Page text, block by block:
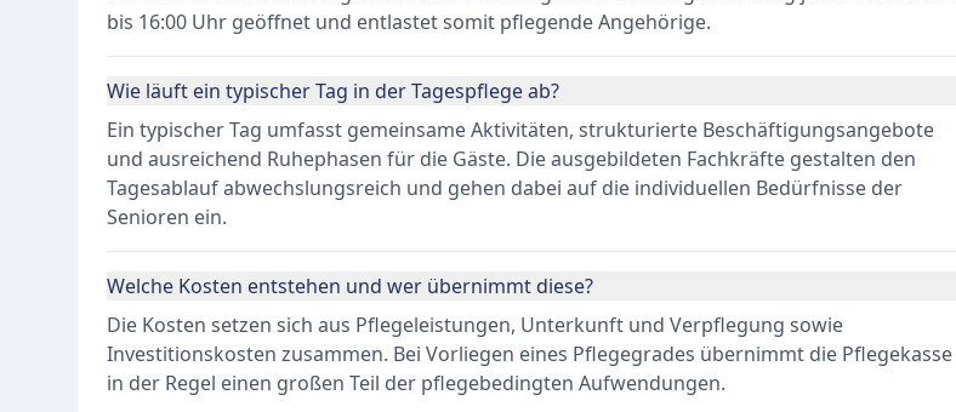
bis 16:00 Uhr geöffnet und entlastet somit pflegende Angehörige.
Wie läuft ein typischer Tag in der Tagespflege ab?
Ein typischer Tag umfasst gemeinsame Aktivitäten, strukturierte Beschäftigungsangebote
und ausreichend Ruhephasen für die Gäste. Die ausgebildeten Fachkräfte gestalten den
Tagesablauf abwechslungsreich und gehen dabei auf die individuellen Bedürfnisse der
Senioren ein.
Welche Kosten entstehen und wer übernimmt diese?
Die Kosten setzen sich aus Pflegeleistungen, Unterkunft und Verpflegung sowie
Investitionskosten zusammen. Bei Vorliegen eines Pflegegrades übernimmt die Pflegekasse
in der Regel einen großen Teil der pflegebedingten Aufwendungen.